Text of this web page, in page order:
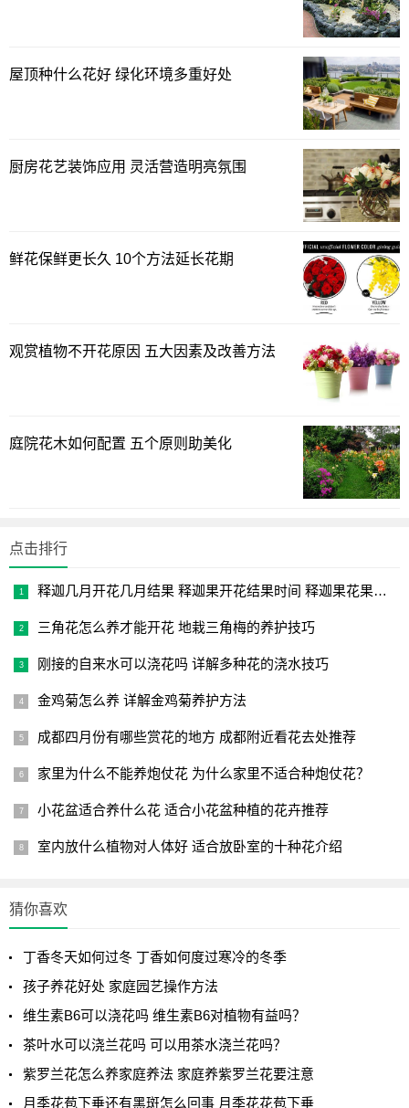
屋顶种什么花好 绿化环境多重好处
厨房花艺装饰应用 灵活营造明亮氛围
鲜花保鲜更长久 10个方法延长花期
观赏植物不开花原因 五大因素及改善方法
庭院花木如何配置 五个原则助美化
点击排行
释迦几月开花几月结果 释迦果开花结果时间 释迦果花果成熟时
三角花怎么养才能开花 地栽三角梅的养护技巧
刚接的自来水可以浇花吗 详解多种花的浇水技巧
金鸡菊怎么养 详解金鸡菊养护方法
成都四月份有哪些赏花的地方 成都附近看花去处推荐
家里为什么不能养炮仗花 为什么家里不适合种炮仗花？
小花盆适合养什么花 适合小花盆种植的花卉推荐
室内放什么植物对人体好 适合放卧室的十种花介绍
猜你喜欢
丁香冬天如何过冬 丁香如何度过寒冷的冬季
孩子养花好处 家庭园艺操作方法
维生素B6可以浇花吗 维生素B6对植物有益吗？
茶叶水可以浇兰花吗 可以用茶水浇兰花吗？
紫罗兰花怎么养家庭养法 家庭养紫罗兰花要注意
月季花苞下垂还有黑斑怎么回事 月季花花苞下垂